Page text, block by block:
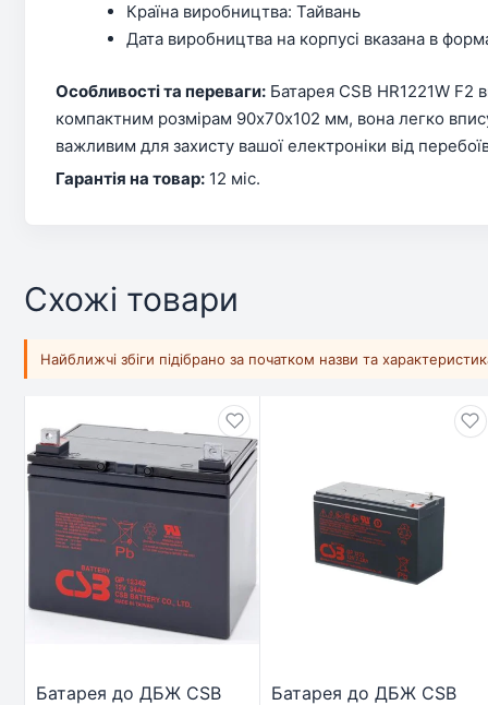
Країна виробництва: Тайвань
Дата виробництва на корпусі вказана в
Особливості та переваги: Батарея CSB HR1221W F2
компактним розмірам 90х70х102 мм, вона легко
важливим для захисту вашої електроніки від
Гарантія на товар: 12 міс.
Схожі товари
Найближчі збіги підібрано за початком назви та
Батарея до ДБЖ CSB
Батарея до ДБЖ CSB